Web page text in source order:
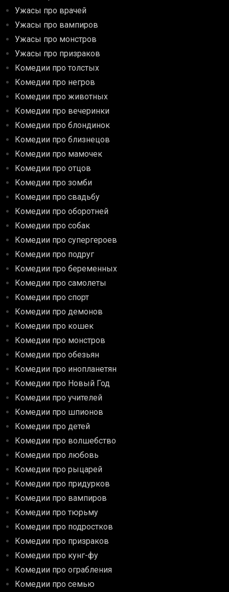
Ужасы про врачей
Ужасы про вампиров
Ужасы про монстров
Ужасы про призраков
Комедии про толстых
Комедии про негров
Комедии про животных
Комедии про вечеринки
Комедии про блондинок
Комедии про близнецов
Комедии про мамочек
Комедии про отцов
Комедии про зомби
Комедии про свадьбу
Комедии про оборотней
Комедии про собак
Комедии про супергероев
Комедии про подруг
Комедии про беременных
Комедии про самолеты
Комедии про спорт
Комедии про демонов
Комедии про кошек
Комедии про монстров
Комедии про обезьян
Комедии про инопланетян
Комедии про Новый Год
Комедии про учителей
Комедии про шпионов
Комедии про детей
Комедии про волшебство
Комедии про любовь
Комедии про рыцарей
Комедии про придурков
Комедии про вампиров
Комедии про тюрьму
Комедии про подростков
Комедии про призраков
Комедии про кунг-фу
Комедии про ограбления
Комедии про семью